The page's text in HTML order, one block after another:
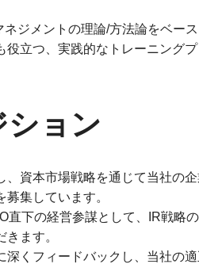
ネジメントの理論/方法論をベー
役立つ、実践的なトレーニング
ション
、資本市場戦略を通じて当社の
集しています。
直下の経営参謀として、IR戦略
ます。
深くフィードバックし、当社の